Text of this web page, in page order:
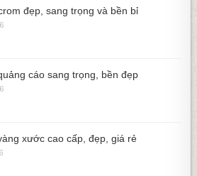
đẹp, sang trọng và bền bỉ
cáo sang trọng, bền đẹp
xước cao cấp, đẹp, giá rẻ